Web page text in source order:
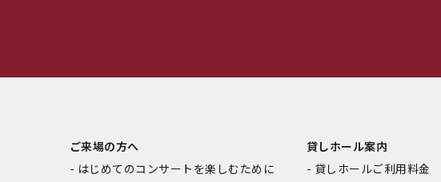
ご来場の方へ
はじめてのコンサートを楽しむために
貸しホール案内
貸しホールご利用料金